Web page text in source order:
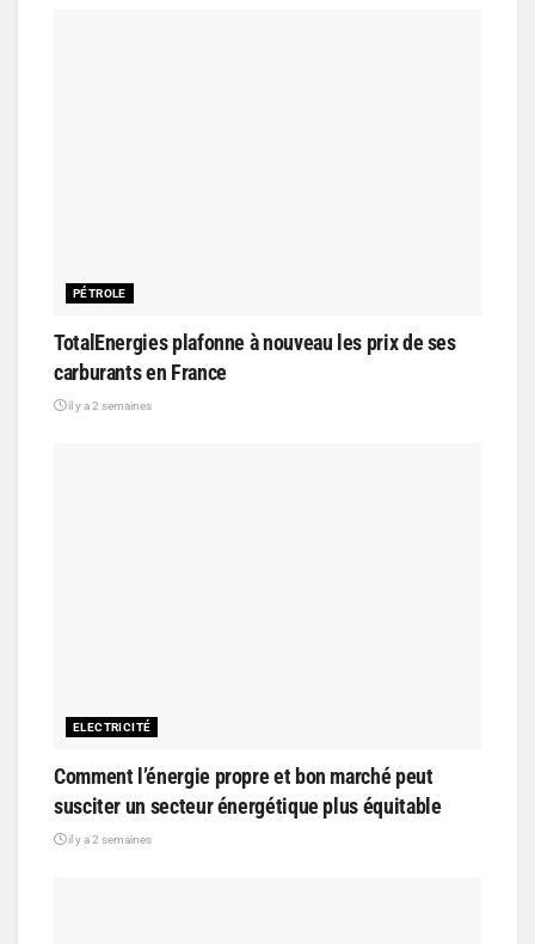
PÉTROLE
TotalEnergies plafonne à nouveau les prix de ses
carburants en France
il y a 2 semaines
ELECTRICITÉ
Comment l’énergie propre et bon marché peut
susciter un secteur énergétique plus équitable
il y a 2 semaines